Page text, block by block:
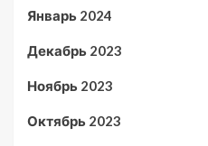
Январь 2024
Декабрь 2023
Ноябрь 2023
Октябрь 2023